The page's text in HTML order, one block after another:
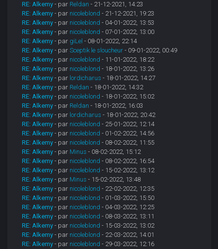
RE: Alkemy - par Reldan - 21-12-2021, 14:23
RE: Alkemy - par nicoleblond - 21-12-2021, 19:23
RE: Alkemy - par nicoleblond - 04-01-2022, 13:53
RE: Alkemy - par nicoleblond - 07-01-2022, 13:00
RE: Alkemy - par giLel - 08-01-2022, 22:14
RE: Alkemy - parSceptik le sloucheur - 09-01-2022, 00:49
RE: Alkemy - par nicoleblond - 11-01-2022, 18:22
RE: Alkemy - par nicoleblond - 18-01-2022, 13:26
RE: Alkemy - par lordicharus - 18-01-2022, 14:27
RE: Alkemy - par Reldan - 18-01-2022, 14:32
RE: Alkemy - par nicoleblond - 18-01-2022, 15:02
RE: Alkemy - par Reldan - 18-01-2022, 16:03
RE: Alkemy - par lordicharus - 18-01-2022, 20:42
RE: Alkemy - par nicoleblond - 25-01-2022, 12:14
RE: Alkemy - par nicoleblond - 01-02-2022, 14:56
RE: Alkemy - par nicoleblond - 08-02-2022, 11:55
RE: Alkemy - par Minus - 08-02-2022, 15:12
RE: Alkemy - par nicoleblond - 08-02-2022, 16:54
RE: Alkemy - par nicoleblond - 15-02-2022, 13:12
RE: Alkemy - par Minus - 15-02-2022, 13:48
RE: Alkemy - par nicoleblond - 22-02-2022, 12:35
RE: Alkemy - par nicoleblond - 01-03-2022, 15:50
RE: Alkemy - par nicoleblond - 04-03-2022, 12:25
RE: Alkemy - par nicoleblond - 08-03-2022, 13:11
RE: Alkemy - par nicoleblond - 15-03-2022, 13:02
RE: Alkemy - par nicoleblond - 22-03-2022, 14:01
RE: Alkemy - par nicoleblond - 29-03-2022, 12:16